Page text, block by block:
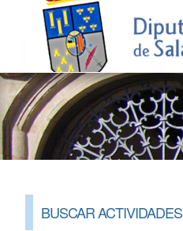
BUSCAR ACTIVIDADES